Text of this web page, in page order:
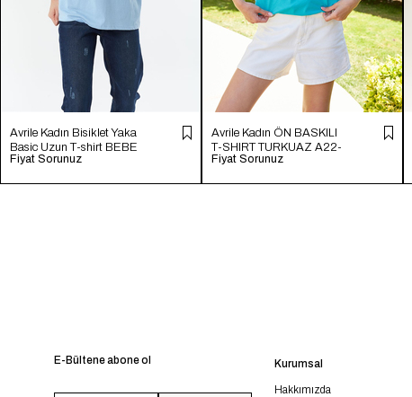
Avrile Kadın Bisiklet Yaka
Basic Uzun T-shirt BEBE
MAVİ A22-10531
Fiyat Sorunuz
Avrile Kadın ÖN BASKILI
T-SHIRT TURKUAZ A22-
10564
Fiyat Sorunuz
E-Bültene abone ol Kurumsal
Hakkımızda